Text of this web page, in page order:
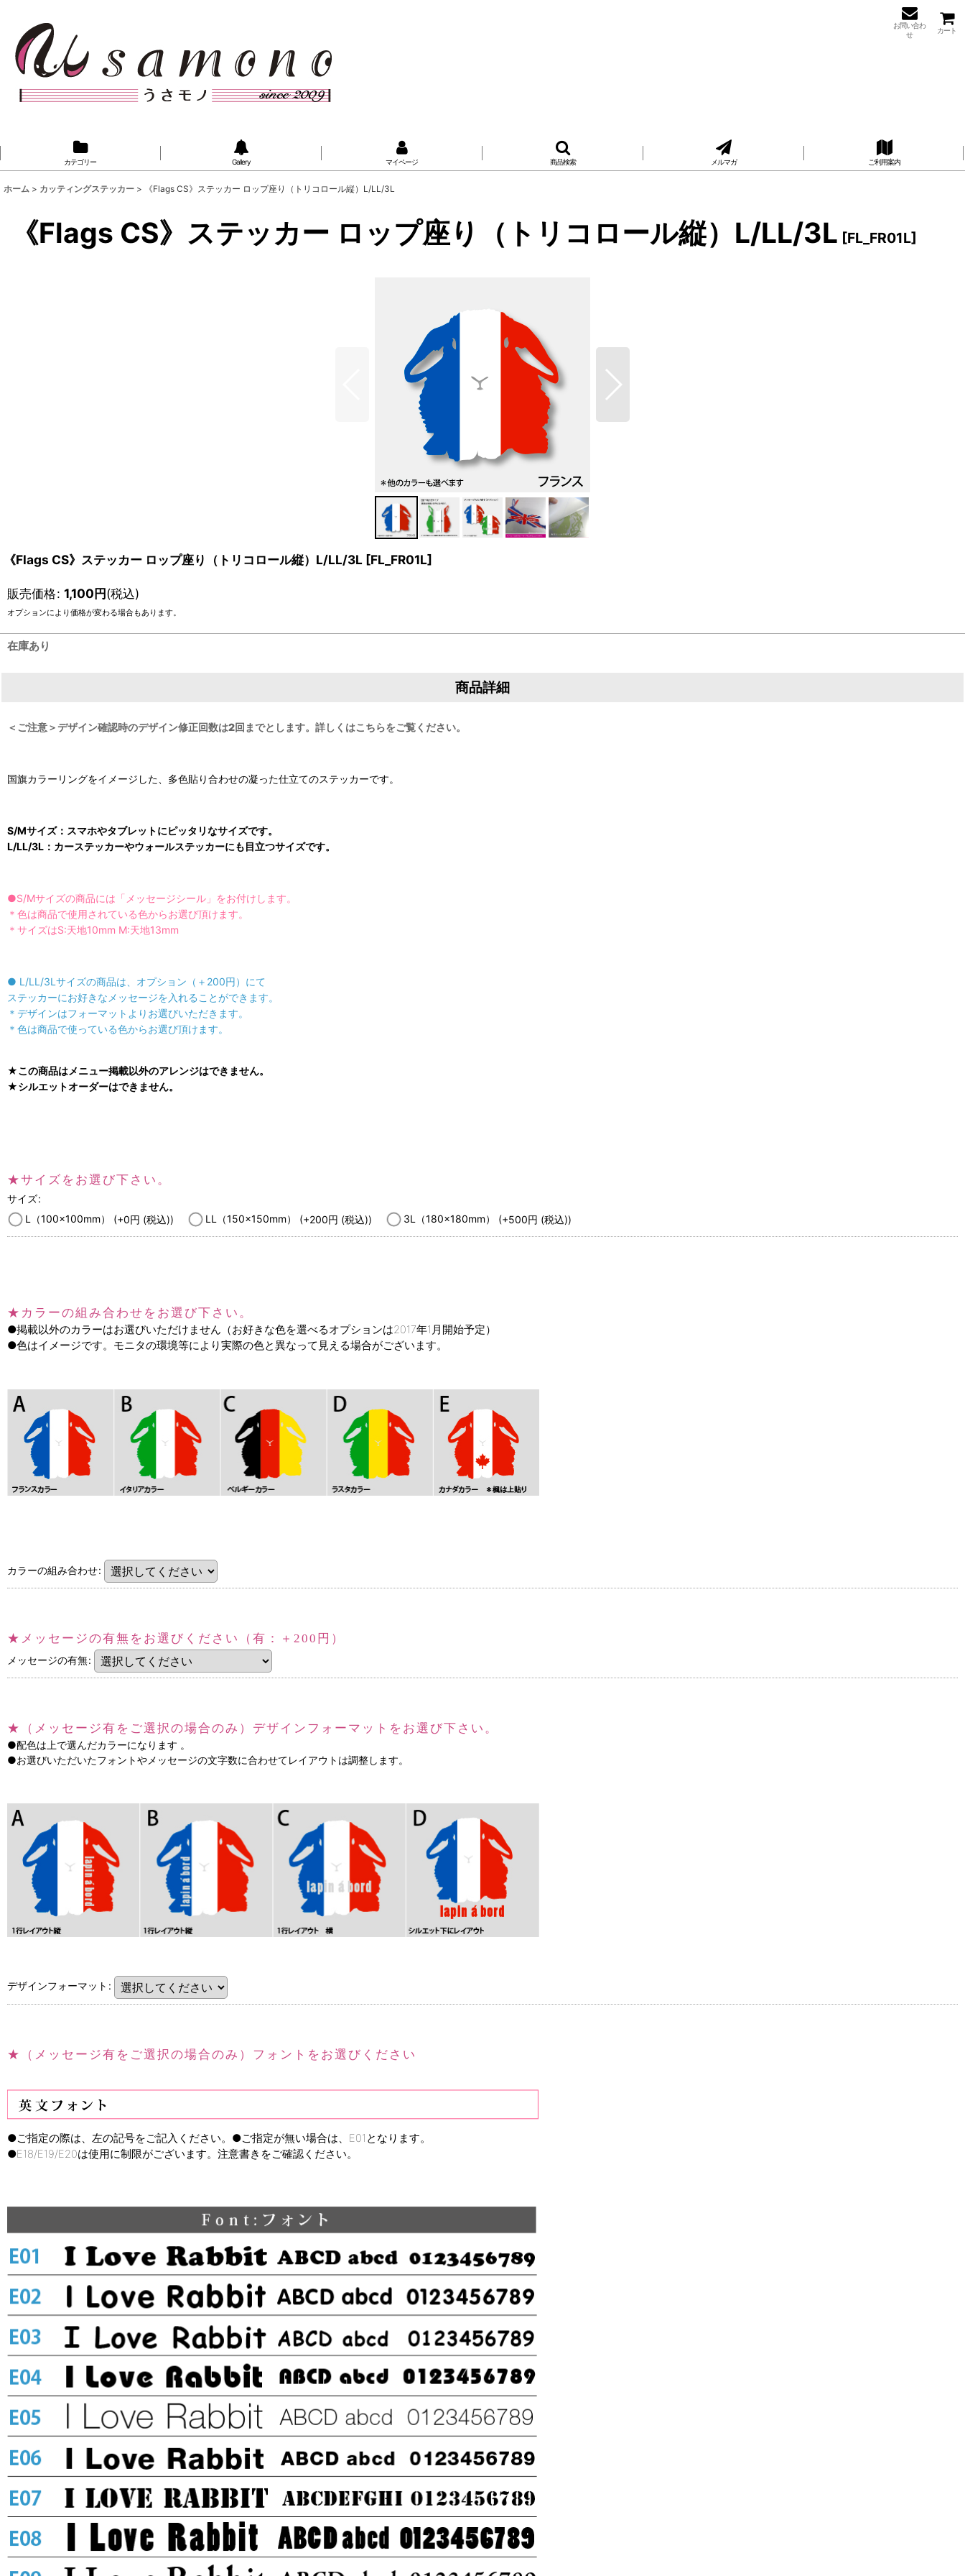
お問い合わ
せ
カート
カテゴリー Gallery マイページ 商品検索 メルマガ ご利用案内
ホーム > カッティングステッカー > 《Flags CS》ステッカー ロップ座り（トリコロール縦）L/LL/3L
《Flags CS》ステッカー ロップ座り（トリコロール縦）L/LL/3L [FL_FR01L]
《Flags CS》ステッカー ロップ座り（トリコロール縦）L/LL/3L [FL_FR01L]
販売価格: 1,100円(税込)
オプションにより価格が変わる場合もあります。
在庫あり
商品詳細
＜ご注意＞デザイン確認時のデザイン修正回数は2回までとします。詳しくはこちらをご覧ください。
国旗カラーリングをイメージした、多色貼り合わせの凝った仕立てのステッカーです。
S/Mサイズ：スマホやタブレットにピッタリなサイズです。
L/LL/3L：カーステッカーやウォールステッカーにも目立つサイズです。
●S/Mサイズの商品には「メッセージシール」をお付けします。
＊色は商品で使用されている色からお選び頂けます。
＊サイズはS:天地10mm M:天地13mm
● L/LL/3Lサイズの商品は、 オプション（＋200円）にて
ステッカーにお好きなメッセージを入れることができます。
＊デザインはフォーマットよりお選びいただきます。
＊色は商品で使っている色からお選び頂けます。
★この商品はメニュー掲載以外のアレンジはできません。
★シルエットオーダーはできません。
★サイズをお選び下さい。
サイズ:
L（100×100mm） (+0円 (税込)) LL（150x150mm） (+200円 (税込)) 3L（180x180mm） (+500円 (税込))
★ カラーの組み合わせをお選び下さい。
●掲載以外のカラーはお選びいただけません（お好きな色を選べるオプションは2017年1月開始予定）
●色はイメージです。モニタの環境等により実際の色と異なって見える場合がございます。
カラーの組み合わせ:
★メッセージの有無をお選びください（有：＋200円）
メッセージの有無:
★（メッセージ有をご選択の場合のみ）デザインフォーマットをお選び下さい。
●配色は上で選んだカラーになります 。
●お選びいただいたフォントやメッセージの文字数に合わせてレイアウトは調整します。
デザインフォーマット :
★（メッセージ有をご選択の場合のみ）フォントをお選びください
●ご指定の際は、左の記号をご記入ください。●ご指定が無い場合は、E01となります。
●E18/E19/E20は使用に制限がございます。注意書きをご確認ください。